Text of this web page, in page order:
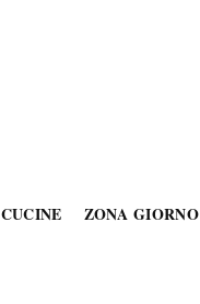
CUCINE ZONA GIORNO